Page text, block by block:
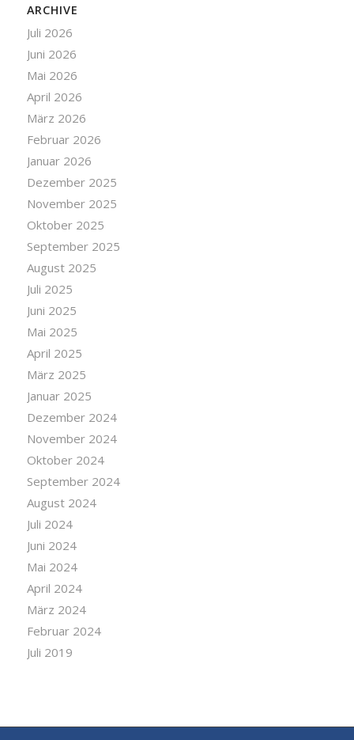
ARCHIVE
Juli 2026
Juni 2026
Mai 2026
April 2026
März 2026
Februar 2026
Januar 2026
Dezember 2025
November 2025
Oktober 2025
September 2025
August 2025
Juli 2025
Juni 2025
Mai 2025
April 2025
März 2025
Januar 2025
Dezember 2024
November 2024
Oktober 2024
September 2024
August 2024
Juli 2024
Juni 2024
Mai 2024
April 2024
März 2024
Februar 2024
Juli 2019